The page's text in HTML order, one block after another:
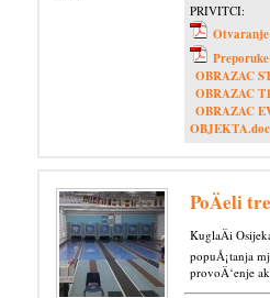
PRIVITCI:
Otvaranje
OBRAZAC
OBRAZAC
OBRAZAC
PoÄeli
KuglaÄi
popuÅ¡tanja
provoÄ‘enje